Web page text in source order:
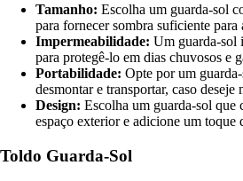
Tamanho: Escolha um guarda-sol
para fornecer sombra suficiente para
Impermeabilidade: Um guarda-sol
para protegê-lo em dias chuvosos e
Portabilidade: Opte por um
desmontar e transportar, caso
Design: Escolha um guarda-sol que
espaço exterior e adicione um toque
Toldo Guarda-Sol